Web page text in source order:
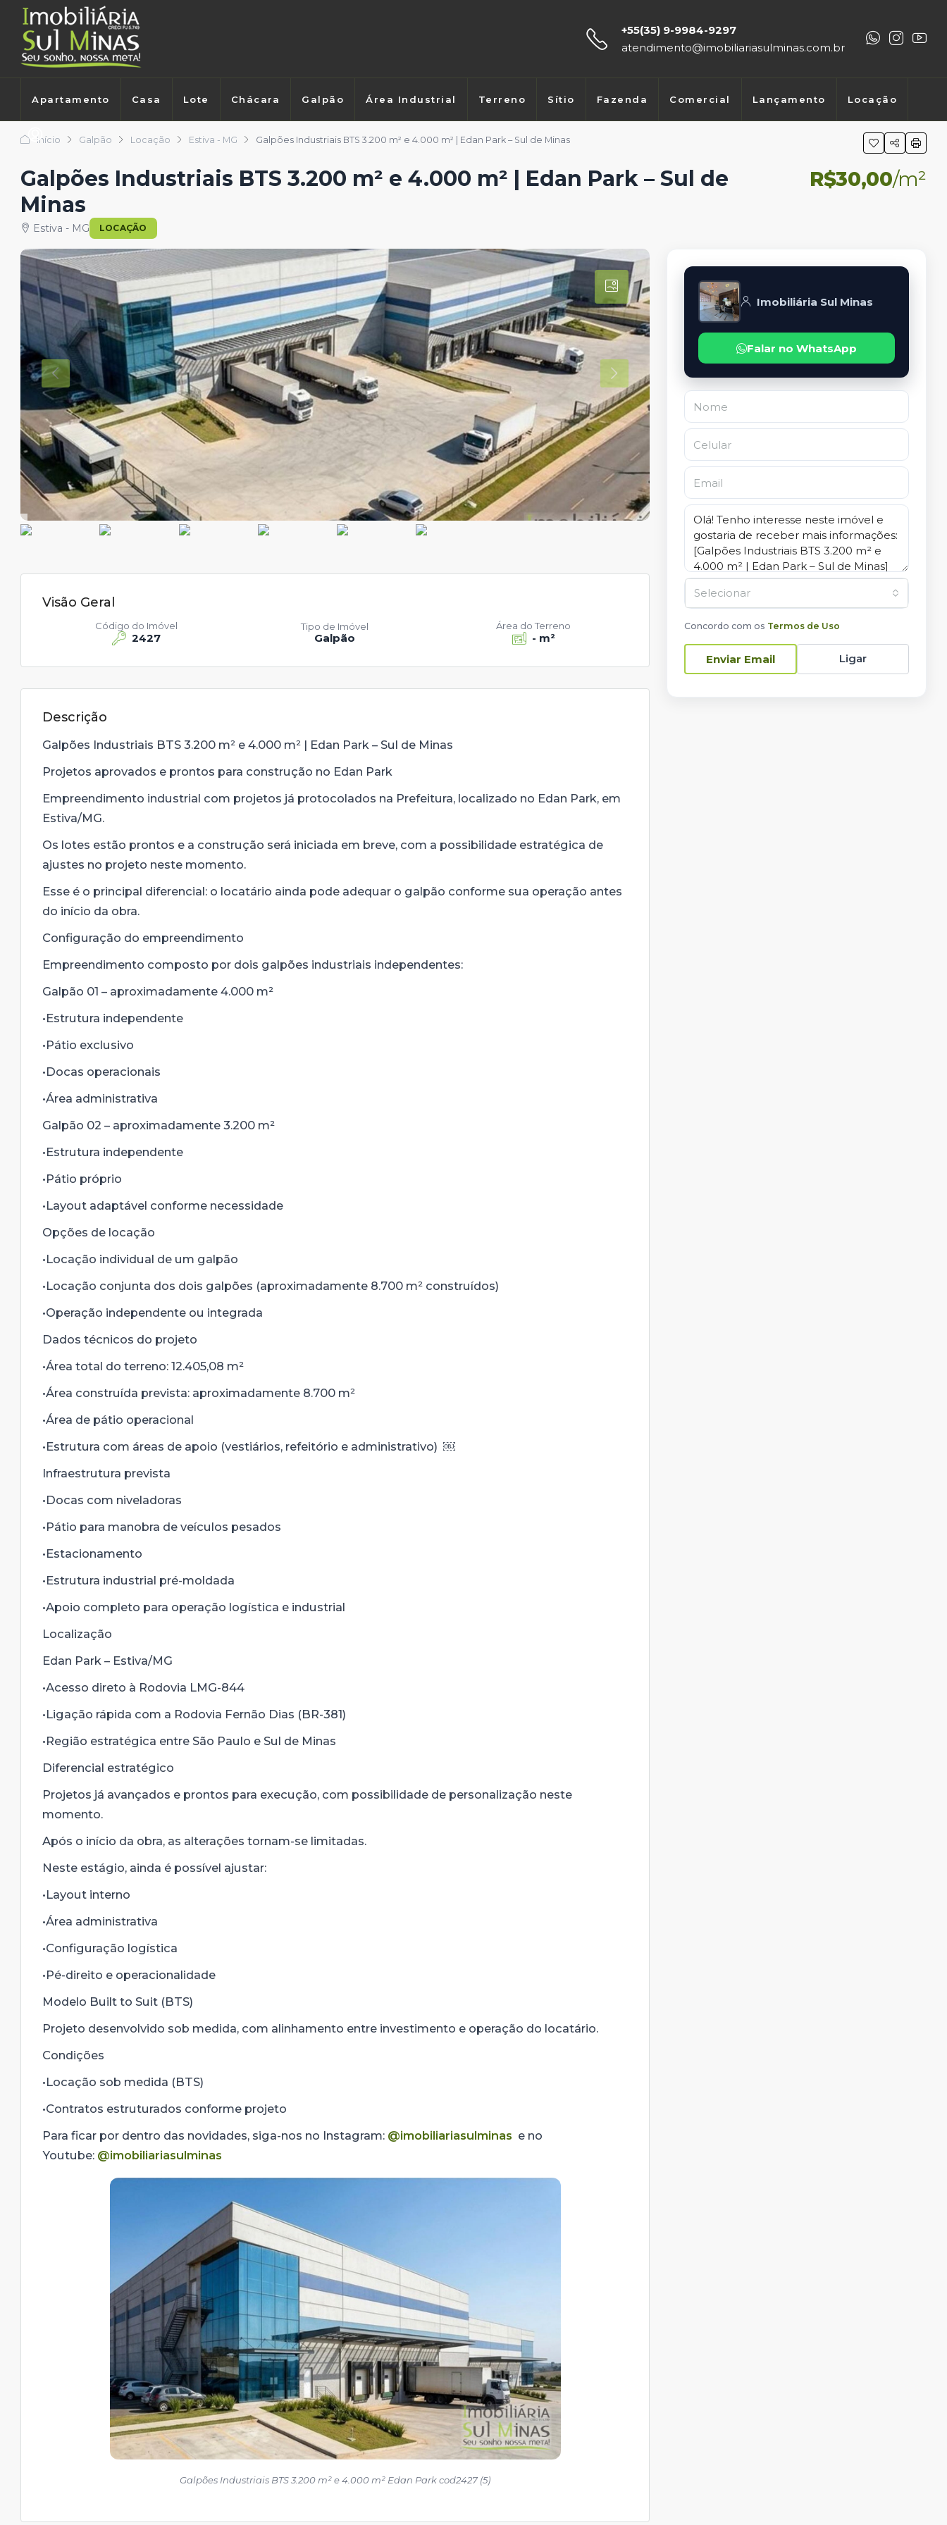
+55(35) 9-9984-9297
atendimento@imobiliariasulminas.com.br
Apartamento Casa Lote Chácara Galpão Área Industrial Terreno Sítio Fazenda Comercial Lançamento Locação
Início Galpão Locação Estiva - MG Galpões Industriais BTS 3.200 m² e 4.000 m² | Edan Park – Sul de Minas
Galpões Industriais BTS 3.200 m² e 4.000 m² | Edan Park – Sul de
Minas
Estiva - MG LOCAÇÃO
R$30,00/m²
Visão Geral
2427
Código do Imóvel
Galpão
Tipo de Imóvel
- m²
Área do Terreno
Descrição
Galpões Industriais BTS 3.200 m² e 4.000 m² | Edan Park – Sul de Minas
Projetos aprovados e prontos para construção no Edan Park
Empreendimento industrial com projetos já protocolados na Prefeitura, localizado no Edan Park, em
Estiva/MG.
Os lotes estão prontos e a construção será iniciada em breve, com a possibilidade estratégica de
ajustes no projeto neste momento.
Esse é o principal diferencial: o locatário ainda pode adequar o galpão conforme sua operação antes
do início da obra.
Configuração do empreendimento
Empreendimento composto por dois galpões industriais independentes:
Galpão 01 – aproximadamente 4.000 m²
•Estrutura independente
•Pátio exclusivo
•Docas operacionais
•Área administrativa
Galpão 02 – aproximadamente 3.200 m²
•Estrutura independente
•Pátio próprio
•Layout adaptável conforme necessidade
Opções de locação
•Locação individual de um galpão
•Locação conjunta dos dois galpões (aproximadamente 8.700 m² construídos)
•Operação independente ou integrada
Dados técnicos do projeto
•Área total do terreno: 12.405,08 m²
•Área construída prevista: aproximadamente 8.700 m²
•Área de pátio operacional
•Estrutura com áreas de apoio (vestiários, refeitório e administrativo) ￼
Infraestrutura prevista
•Docas com niveladoras
•Pátio para manobra de veículos pesados
•Estacionamento
•Estrutura industrial pré-moldada
•Apoio completo para operação logística e industrial
Localização
Edan Park – Estiva/MG
•Acesso direto à Rodovia LMG-844
•Ligação rápida com a Rodovia Fernão Dias (BR-381)
•Região estratégica entre São Paulo e Sul de Minas
Diferencial estratégico
Projetos já avançados e prontos para execução, com possibilidade de personalização neste
momento.
Após o início da obra, as alterações tornam-se limitadas.
Neste estágio, ainda é possível ajustar:
•Layout interno
•Área administrativa
•Configuração logística
•Pé-direito e operacionalidade
Modelo Built to Suit (BTS)
Projeto desenvolvido sob medida, com alinhamento entre investimento e operação do locatário.
Condições
•Locação sob medida (BTS)
•Contratos estruturados conforme projeto
Para ficar por dentro das novidades, siga-nos no Instagram: @imobiliariasulminas e no
Youtube: @imobiliariasulminas
Galpões Industriais BTS 3.200 m² e 4.000 m² Edan Park cod2427 (5)
Imobiliária Sul Minas
Falar no WhatsApp
Selecionar
Concordo com os Termos de Uso
Enviar Email Ligar